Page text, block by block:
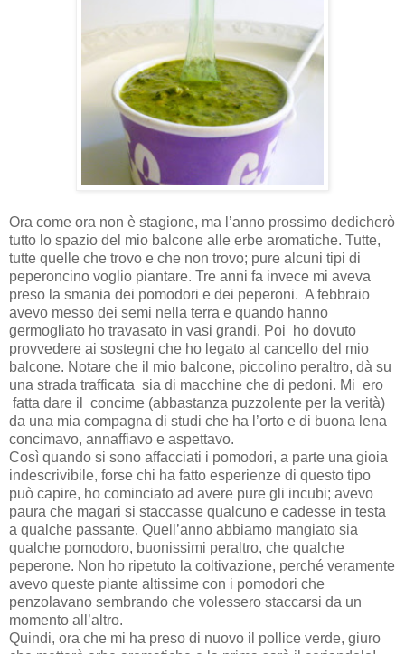
Ora come ora non è stagione, ma l’anno prossimo dedicherò
tutto lo spazio del mio balcone alle erbe aromatiche. Tutte,
tutte quelle che trovo e che non trovo; pure alcuni tipi di
peperoncino voglio piantare. Tre anni fa invece mi aveva
preso la smania dei pomodori e dei peperoni. A febbraio
avevo messo dei semi nella terra e quando hanno
germogliato ho travasato in vasi grandi. Poi ho dovuto
provvedere ai sostegni che ho legato al cancello del mio
balcone. Notare che il mio balcone, piccolino peraltro, dà su
una strada trafficata sia di macchine che di pedoni. Mi ero
fatta dare il concime (abbastanza puzzolente per la verità)
da una mia compagna di studi che ha l’orto e di buona lena
concimavo, annaffiavo e aspettavo.
Così quando si sono affacciati i pomodori, a parte una gioia
indescrivibile, forse chi ha fatto esperienze di questo tipo
può capire, ho cominciato ad avere pure gli incubi; avevo
paura che magari si staccasse qualcuno e cadesse in testa
a qualche passante. Quell’anno abbiamo mangiato sia
qualche pomodoro, buonissimi peraltro, che qualche
peperone. Non ho ripetuto la coltivazione, perché veramente
avevo queste piante altissime con i pomodori che
penzolavano sembrando che volessero staccarsi da un
momento all’altro.
Quindi, ora che mi ha preso di nuovo il pollice verde, giuro